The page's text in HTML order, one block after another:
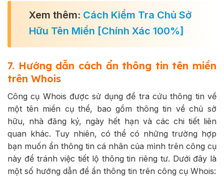
Xem thêm: Cách Kiểm Tra Chủ Sở
Hữu Tên Miền [Chính Xác 100%]
7. Hướng dẫn cách ẩn thông tin tên miền
trên Whois
Công cụ Whois được sử dụng để tra cứu thông tin về
một tên miền cụ thể, bao gồm thông tin về chủ sở
hữu, nhà đăng ký, ngày hết hạn và các chi tiết liên
quan khác. Tuy nhiên, có thể có những trường hợp
bạn muốn ẩn thông tin cá nhân của mình trên công cụ
này để tránh việc tiết lộ thông tin riêng tư. Dưới đây là
một số hướng dẫn để ẩn thông tin trên công cụ Whois: